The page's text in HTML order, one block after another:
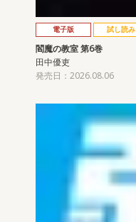
電子版 試し読み
閻魔の教室 第6巻
田中優吏
発売日：2026.08.06